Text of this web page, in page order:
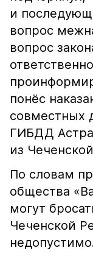
и
вопрос
вопрос
понёс
совместных
ГИБДД
из
По словам
общества
могут
Чеченской